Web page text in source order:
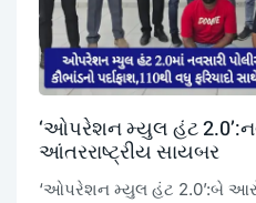
‘ઓપરેશન મ્યુલ હંટ
આંતરરાષ્ટ્રીય સાયબર
‘ઓપરેશન મ્યુલ હંટ 2.0’:બે